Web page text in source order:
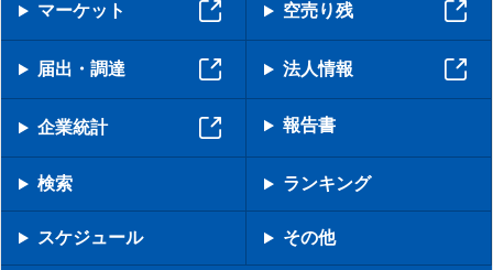
マーケット 空売り残
届出・調達 法人情報
企業統計 報告書
検索 ランキング
スケジュール その他